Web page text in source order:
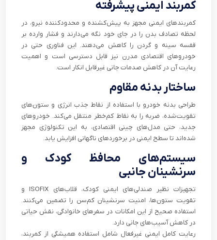
کمربند ایمنی پیشرفته
کمربندهای ایمنی مجهز به پیش‌کشنده و محدودکننده نیرو، در
لحظه تصادف بدن را در جای خود نگه می‌دارند و فشار وارده بر
قفسه سینه و گردن را کاهش می‌دهند. این فناوری حتی در
خودروهای اقتصادی مدرن نیز قابل دسترسی است و اهمیت
رعایت آن در کاهش صدمات جانی غیرقابل انکار است.
ساختار بدنه مقاوم
طراحی بدنه خودرو با استفاده از نقاط جذب انرژی و ستون‌های
تقویت‌شده، ضربه را به نقاط کم‌خطر منتقل می‌کند. خودروهای
جدید، حتی مدل‌های چینی اقتصادی، به این تکنولوژی مجهز
شده‌اند تا سطح ایمنی در برخوردهای ناگهانی افزایش یابد.
سیستم‌های محافظ کودک و
سرنشینان جانبی
تجهیزات نظیر صندلی‌های ایمنی کودک، قلاب‌های ISOFIX و
تقویت ستون‌ها، امنیت سرنشینان کم‌سن را تضمین می‌کنند.
استفاده صحیح از این امکانات در سفرهای خانوادگی، نقش حیاتی
در کاهش آسیب‌های جانی دارد.
رعایت کامل ایمنی غیرفعال شامل استفاده همیشگی از کمربند،